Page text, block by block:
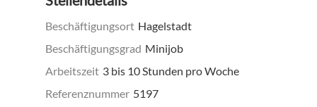
Beschäftigungsort Hagelstadt
Beschäftigungsgrad Minijob
Arbeitszeit 3 bis 10 Stunden pro Woche
Referenznummer 5197